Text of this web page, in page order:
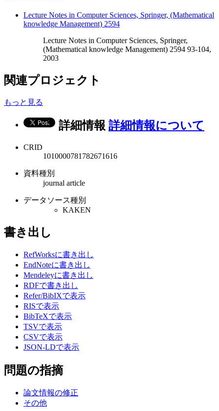
Lecture Notes in Computer Sciences, Springer, (Mathematical
knowledge Management) 2594
Lecture Notes in Computer Sciences, Springer,
(Mathematical knowledge Management) 2594 93-104,
2003
関連プロジェクト
もっと見る
詳細情報 詳細情報について
CRID
1010000781782671616
資料種別
journal article
データソース種別
KAKEN
書き出し
RefWorksに書き出し
EndNoteに書き出し
Mendeleyに書き出し
RDFで書き出し
Refer/BibIXで表示
RISで表示
BibTeXで表示
TSVで表示
CSVで表示
JSON-LDで表示
問題の指摘
論文情報の修正
その他